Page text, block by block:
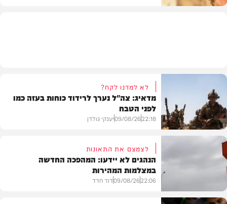
לא למדנו לקח?
מדאיג: צה"ל נערך לרידוד כוחות בעזה כמו
לפני הטבח
22:18
09/08/26יענקי גולדן
לצמצם את התאונות
הנהגים לא יידעו: המהפכה החדשה
במצלמות המהירות
22:06
09/08/26דוד חדד